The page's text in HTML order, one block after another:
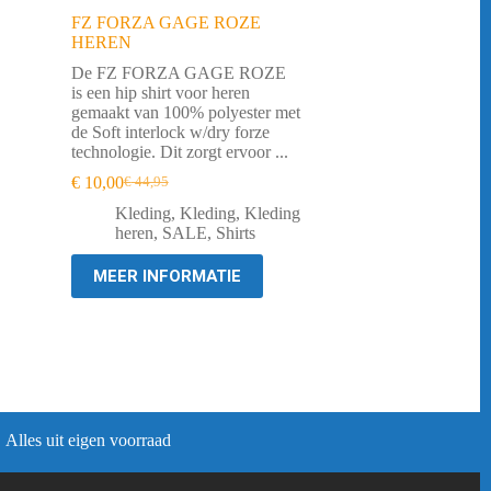
FZ FORZA GAGE ROZE
HEREN
De FZ FORZA GAGE ROZE
is een hip shirt voor heren
gemaakt van 100% polyester met
de Soft interlock w/dry forze
technologie. Dit zorgt ervoor ...
€44,95
Oorspronkelijke
prijs
was:
€10,00Huidige
prijs
is:
Kleding, Kleding, Kleding
heren, SALE, Shirts
MEER INFORMATIE
Alles uit eigen voorraad